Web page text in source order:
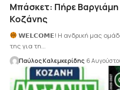
Μπάσκετ: Πήρε
Κοζάνης
𝗪𝗘𝗟𝗖𝗢𝗠𝗘! Η ανδρική μας ομάδα
της για τη…
Παύλος Καλεμκερίδης 6